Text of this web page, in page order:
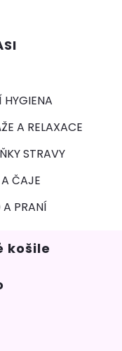
HYGIENA
A RELAXACE
STRAVY
ČAJE
A PRANÍ
košile